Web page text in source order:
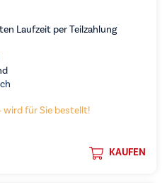
Laufzeit per Teilzahlung
wird für Sie bestellt!
KAUFEN